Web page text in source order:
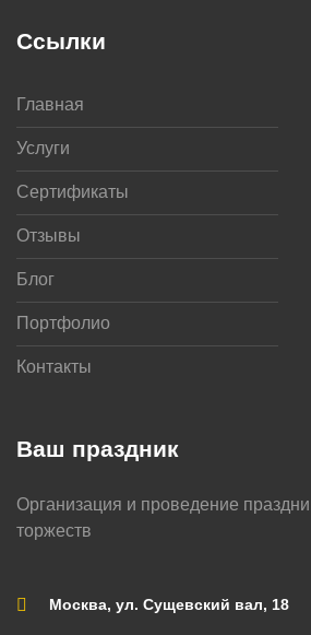
Ваш праздник
Организация и проведение
торжеств
Москва, ул. Сущевский вал, 18
Ссылки
Главная
Услуги
Сертификаты
Отзывы
Блог
Портфолио
Контакты